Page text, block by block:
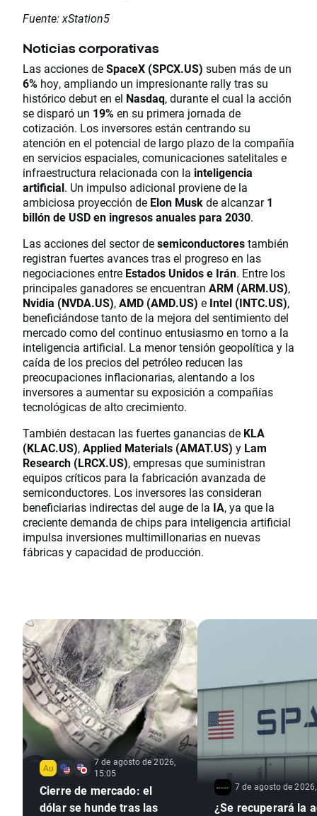
Fuente: xStation5
Noticias corporativas
Las acciones deSpaceX (SPCX.US) suben más de un
6% hoy, ampliando un impresionante rally tras su
histórico debut en el Nasdaq, durante el cual la acción
se disparó un 19%en su primera jornada de
cotización. Los inversores están centrando su
atención en el potencial de largo plazo de la compañía
en servicios espaciales, comunicaciones satelitales e
infraestructura relacionada con la inteligencia
artificial. Un impulso adicional proviene de la
ambiciosa proyección de Elon Muskde alcanzar1
billón de USD en ingresos anuales para 2030.
Las acciones del sector desemiconductorestambién
registran fuertes avances tras el progreso en las
negociaciones entre Estados Unidos e Irán. Entre los
principales ganadores se encuentran ARM (ARM.US),
Nvidia (NVDA.US),AMD (AMD.US) e Intel (INTC.US),
beneficiándose tanto de la mejora del sentimiento del
mercado como del continuo entusiasmo en torno a la
inteligencia artificial. La menor tensión geopolítica y la
caída de los precios del petróleo reducen las
preocupaciones inflacionarias, alentando a los
inversores a aumentar su exposición a compañías
tecnológicas de alto crecimiento.
También destacan las fuertes ganancias de KLA
(KLAC.US),Applied Materials (AMAT.US) y Lam
Research (LRCX.US), empresas que suministran
equipos críticos para la fabricación avanzada de
semiconductores. Los inversores las consideran
beneficiarias indirectas del auge de la IA, ya que la
creciente demanda de chips para inteligencia artificial
impulsa inversiones multimillonarias en nuevas
fábricas y capacidad de producción.
7 de agosto de 2026,
15:05
Cierre de mercado: el
dólar se hunde tras las
7 de agosto de
¿Se recuperará la